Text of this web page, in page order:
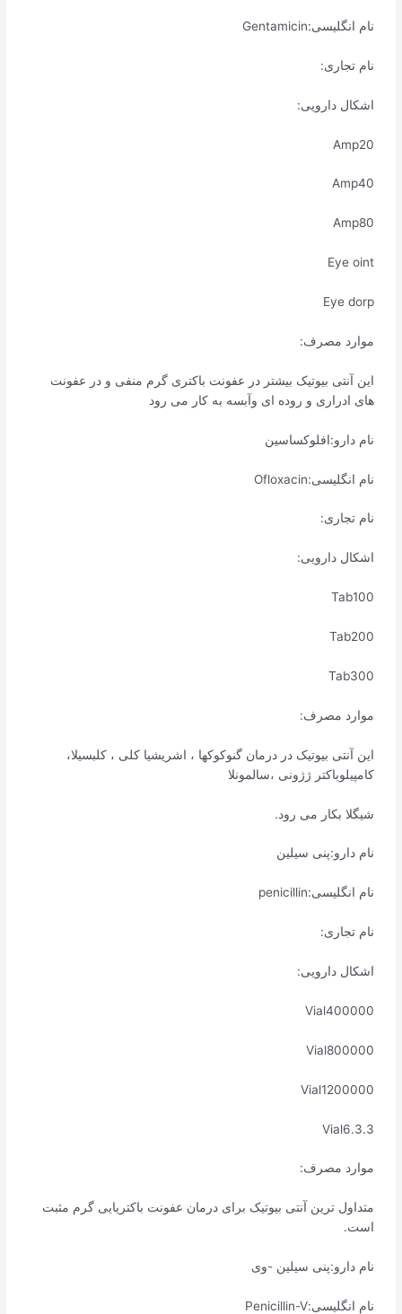
نام انگلیسی:Gentamicin
نام تجاری:
اشکال دارویی:
Amp20
Amp40
Amp80
Eye oint
Eye dorp
موارد مصرف:
این آنتی بیوتیک بیشتر در عفونت باکتری گرم منفی و در عفونت
های ادراری و روده ای وآبسه به کار می رود
نام دارو:افلوکساسین
نام انگلیسی:Ofloxacin
نام تجاری:
اشکال دارویی:
Tab100
Tab200
Tab300
موارد مصرف:
این آنتی بیوتیک در درمان گنوکوکها ، اشریشیا کلی ، کلبسیلا،
کامپیلوباکتر ژژونی ،سالمونلا
شیگلا بکار می رود.
نام دارو:پنی سیلین
نام انگلیسی:penicillin
نام تجاری:
اشکال دارویی:
Vial400000
Vial800000
Vial1200000
Vial6.3.3
موارد مصرف:
متداول ترین آنتی بیوتیک برای درمان عفونت باکتریایی گرم مثبت
است.
نام دارو:پنی سیلین -وی
نام انگلیسی:Penicillin-V